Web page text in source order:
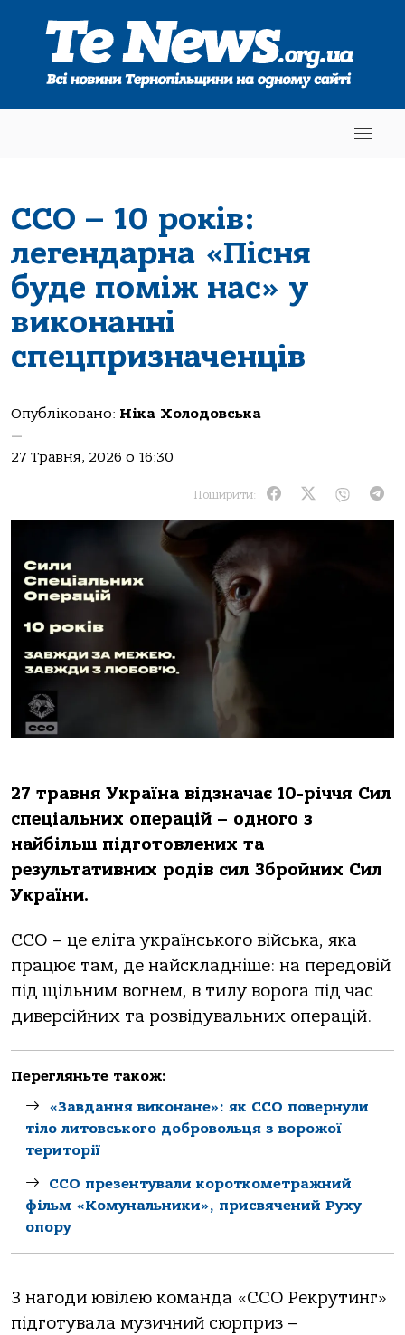
ССО – 10 років:
легендарна «Пісня
буде поміж нас» у
виконанні
спецпризначенців
Опубліковано: Ніка Холодовська
—
27 Травня, 2026 о 16:30
Поширити:
27 травня Україна відзначає 10-річчя Сил
спеціальних операцій – одного з
найбільш підготовлених та
результативних родів сил Збройних Сил
України.
ССО – це еліта українського війська, яка
працює там, де найскладніше: на передовій
під щільним вогнем, в тилу ворога під час
диверсійних та розвідувальних операцій.
Перегляньте також:
«Завдання виконане»: як ССО повернули
тіло литовського добровольця з ворожої
території
ССО презентували короткометражний
фільм «Комунальники», присвячений Руху
опору
З нагоди ювілею команда «ССО Рекрутинг»
підготувала музичний сюрприз –